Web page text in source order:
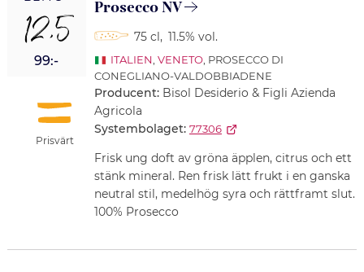
12,5
99:-
Prisvärt
Prosecco NV
75 cl, 11.5% vol.
ITALIEN VENETO, PROSECCO DI
CONEGLIANO-VALDOBBIADENE
Producent: Bisol Desiderio & Figli Azienda
Agricola
Systembolaget: 77306
Frisk ung doft av gröna äpplen, citrus och ett
stänk mineral. Ren frisk lätt frukt i en ganska
neutral stil, medelhög syra och rättframt slut.
100% Prosecco